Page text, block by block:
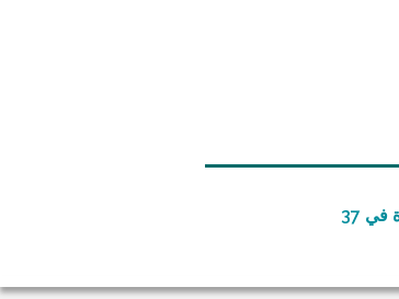
تستهدف شركة سيمتيس الأسواق المحلية والأجنبية لبيع الأقمشة، الأكسسوارات الحديثة و الملابس الجاهزة في 37